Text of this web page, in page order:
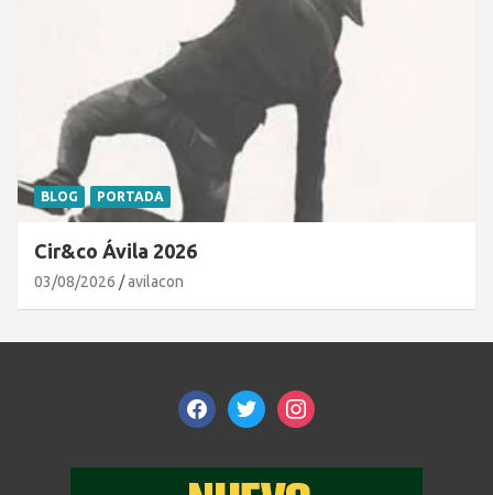
BLOG PORTADA
Cir&co Ávila 2026
03/08/2026 avilacon
facebooktwitterinstagram